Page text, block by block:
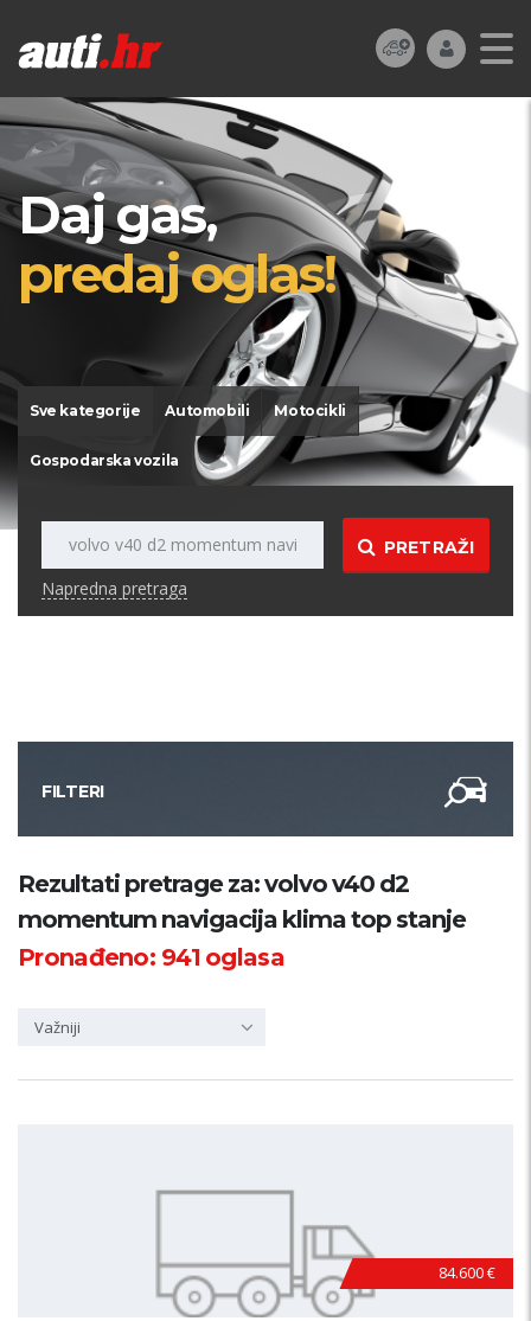
Daj gas,
predaj oglas!
Sve kategorije Automobili Motocikli
Gospodarska vozila
PRETRAŽI
Napredna pretraga
FILTERI
Kategorija
Županija
Rezultati pretrage za: volvo v40 d2
momentum navigacija klima top stanje
Pronađeno: 941oglasa
Važniji
84.600 €